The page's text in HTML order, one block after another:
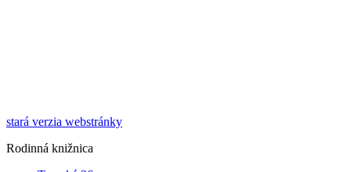
stará verzia webstránky
Rodinná knižnica